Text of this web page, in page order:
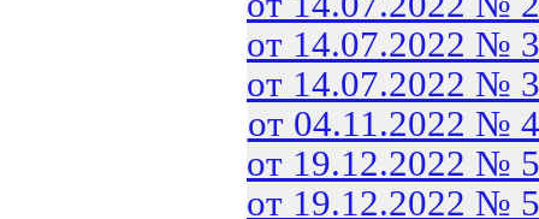
от 14.07.2022 №
от 14.07.2022 №
от 04.11.2022 №
от 19.12.2022 №
от 19.12.2022 №